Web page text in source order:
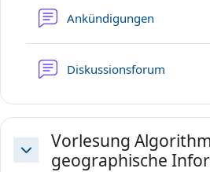
Ankündigungen
Diskussionsforum
Daralt
Vorlesung
geographische